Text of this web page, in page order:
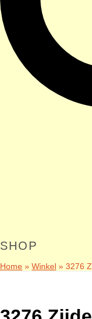
SHOP
Home » Winkel » 3276